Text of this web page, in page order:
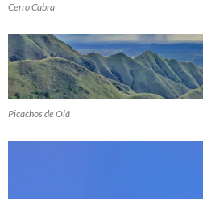
Cerro Cabra
Picachos de Olá